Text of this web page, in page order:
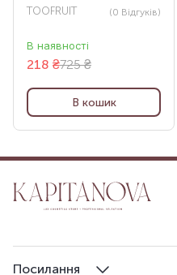
TOOFRUIT (0 Відгуків)
В наявності
725 ₴
218 ₴
В кошик
Посилання